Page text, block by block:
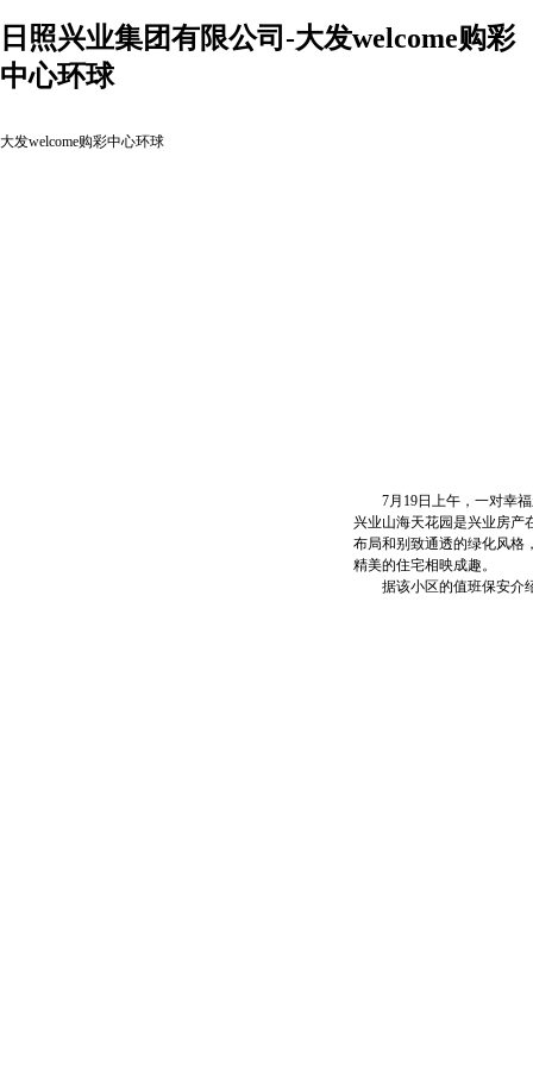
日照兴业集团有限公司-大发welcome购彩
中心环球
大发welcome购彩中心环球
7月19日上午，一对幸福
兴业山海天花园是兴业房产
布局和别致通透的绿化风格
精美的住宅相映成趣。
据该小区的值班保安介绍